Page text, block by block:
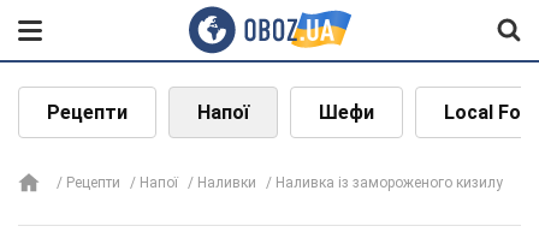
Рецепти Напої Шефи Local
Рецепти Напої Наливки Наливка із замороженого кизилу